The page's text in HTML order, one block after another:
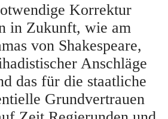
Korrektur
in Zukunft, wie am
von Shakespeare,
Anschläge
das für die staatliche
Grundvertrauen